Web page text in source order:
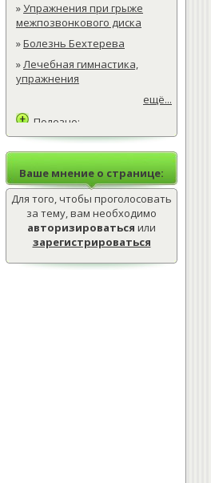
»Упражнения при грыже
межпозвонкового диска
»Болезнь Бехтерева
»Лечебная гимнастика,
упражнения
ещё...
Полезно:
Лечебная физкультура.
Упражнения для спины.
»Остеохондроз.
»Упражнения при грыже
межпозвонкового диска
ещё...
Ваше мнение о странице:
Для того, чтобы проголосовать
за тему, вам необходимо
авторизироваться или
зарегистрироваться